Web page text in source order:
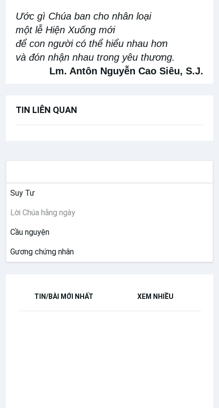
Ước gì Chúa ban cho nhân loại
một lễ Hiện Xuống mới
để con người có thể hiểu nhau hơn
và đón nhận nhau trong yêu thương.
Lm. Antôn Nguyễn Cao Siêu, S.J.
TIN LIÊN QUAN
Suy Tư
Lời Chúa hằng ngày
Cầu nguyện
Gương chứng nhân
TIN/BÀI MỚI NHẤT XEM NHIỀU